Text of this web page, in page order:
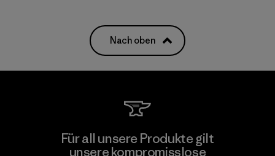
Nach oben
Für all unsere Produkte gilt
unsere kompromisslose